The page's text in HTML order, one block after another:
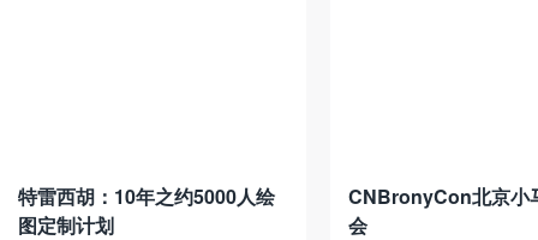
特雷西胡：10年之约5000人绘
图定制计划
CNBronyCon北京小
会